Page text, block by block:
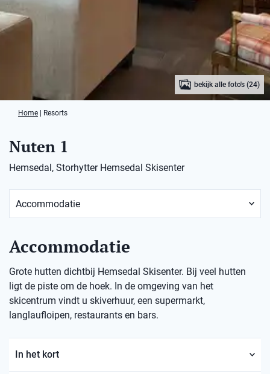
bekijk alle foto's (24)
Home Resorts
Nuten 1
Hemsedal, Storhytter Hemsedal Skisenter
Accommodatie
Grote hutten dichtbij Hemsedal Skisenter. Bij veel hutten
ligt de piste om de hoek. In de omgeving van het
skicentrum vindt u skiverhuur, een supermarkt,
langlaufloipen, restaurants en bars.
In het kort